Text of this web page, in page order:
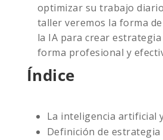
optimizar su trabajo
taller veremos la forma
la IA para crear estrategia
forma profesional y
Índice
La inteligencia artificial
Definición de estrategia